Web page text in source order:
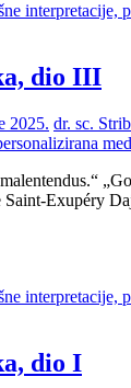
interpretacije,
dio III
2025. dr. sc.
Saint-Exupéry
interpretacije,
dio I